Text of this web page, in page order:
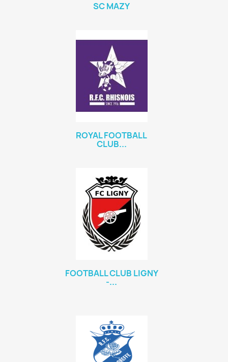
SC MAZY
ROYAL FOOTBALL
CLUB...
FOOTBALL CLUB LIGNY
-...